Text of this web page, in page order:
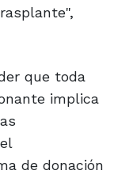
que toda
implica
de donación